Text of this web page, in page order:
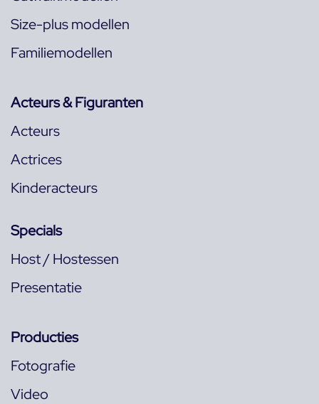
Size-plus modellen
Familiemodellen
Acteurs & Figuranten
Acteurs
Actrices
Kinderacteurs
Specials
Host / Hostessen
Presentatie
Producties
Fotografie
Video